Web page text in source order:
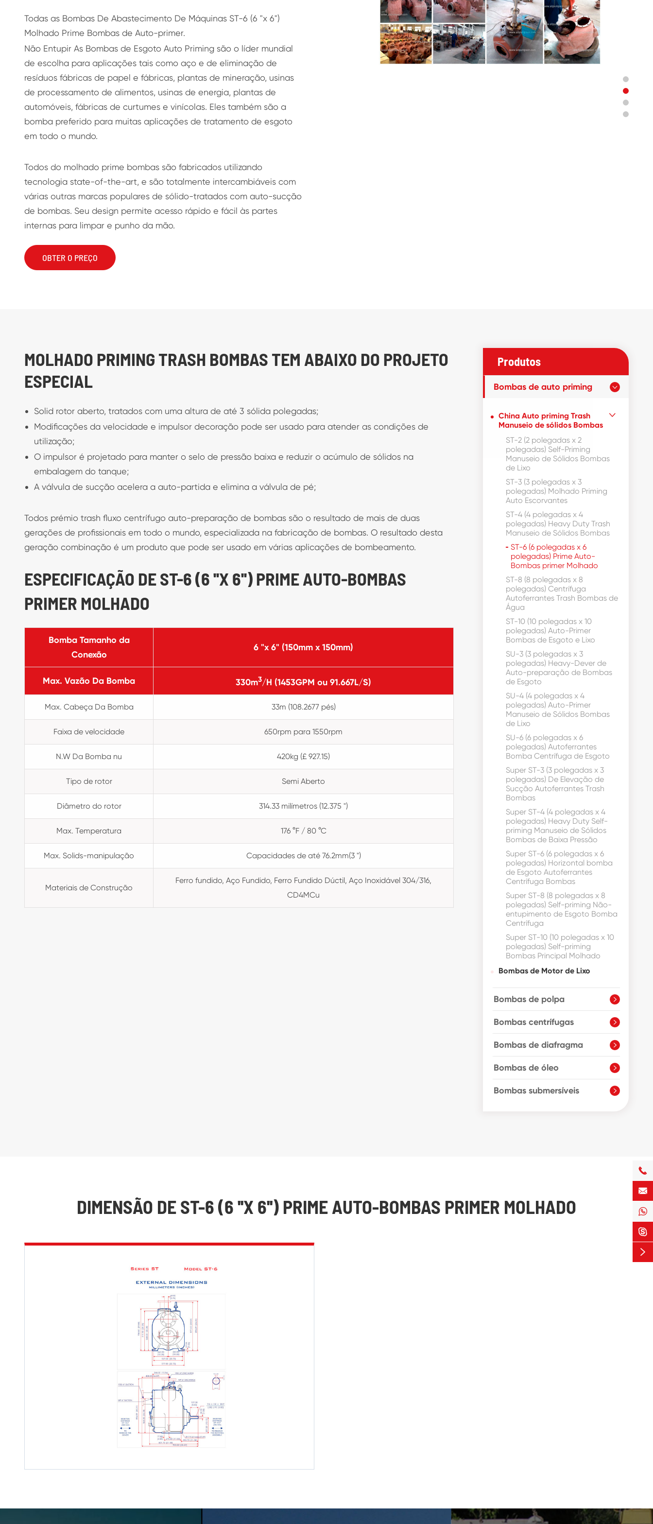
Todas as Bombas De Abastecimento De Máquinas ST-6 (6 "x 6")
Molhado Prime Bombas de Auto-primer.
Não Entupir As Bombas de Esgoto Auto Priming são o líder mundial
de escolha para aplicações tais como aço e de eliminação de
resíduos fábricas de papel e fábricas, plantas de mineração, usinas
de processamento de alimentos, usinas de energia, plantas de
automóveis, fábricas de curtumes e vinícolas. Eles também são a
bomba preferido para muitas aplicações de tratamento de esgoto
em todo o mundo.
Todos do molhado prime bombas são fabricados utilizando
tecnologia state-of-the-art, e são totalmente intercambiáveis com
várias outras marcas populares de sólido-tratados com auto-sucção
de bombas. Seu design permite acesso rápido e fácil às partes
internas para limpar e punho da mão.
OBTER O PREÇO
MOLHADO PRIMING TRASH BOMBAS TEM ABAIXO DO PROJETO
ESPECIAL
Solid rotor aberto, tratados com uma altura de até 3 sólida polegadas;
Modificações da velocidade e impulsor decoração pode ser usado para atender as condições de
utilização;
O impulsor é projetado para manter o selo de pressão baixa e reduzir o acúmulo de sólidos na
embalagem do tanque;
A válvula de sucção acelera a auto-partida e elimina a válvula de pé;
Todos prémio trash fluxo centrífugo auto-preparação de bombas são o resultado de mais de duas
gerações de profissionais em todo o mundo, especializada na fabricação de bombas. O resultado desta
geração combinação é um produto que pode ser usado em várias aplicações de bombeamento.
ESPECIFICAÇÃO DE ST-6 (6 ''X 6'') PRIME AUTO-BOMBAS
PRIMER MOLHADO
Bomba Tamanho da
Conexão
6 "x 6" (150mm x 150mm)
Max. Vazão Da Bomba 330m3/H (1453GPM ou 91.667L/S)
Max. Cabeça Da Bomba 33m (108.2677 pés)
Faixa de velocidade 650rpm para 1550rpm
N.W Da Bomba nu 420kg (£ 927.15)
Tipo de rotor Semi Aberto
Diâmetro do rotor 314.33 milímetros (12.375 ")
Max. Temperatura 176 °F / 80 °C
Max. Solids-manipulação Capacidades de até 76.2mm(3 ")
Materiais de Construção
Ferro fundido, Aço Fundido, Ferro Fundido Dúctil, Aço Inoxidável 304/316,
CD4MCu
Produtos
Bombas de auto priming 
China Auto priming Trash
Manuseio de sólidos Bombas

ST-2 (2 polegadas x 2
polegadas) Self-Priming
Manuseio de Sólidos Bombas
de Lixo
ST-3 (3 polegadas x 3
polegadas) Molhado Priming
Auto Escorvantes
ST-4 (4 polegadas x 4
polegadas) Heavy Duty Trash
Manuseio de Sólidos Bombas
ST-6 (6 polegadas x 6
polegadas) Prime Auto-
Bombas primer Molhado
ST-8 (8 polegadas x 8
polegadas) Centrífuga
Autoferrantes Trash Bombas de
Água
ST-10 (10 polegadas x 10
polegadas) Auto-Primer
Bombas de Esgoto e Lixo
SU-3 (3 polegadas x 3
polegadas) Heavy-Dever de
Auto-preparação de Bombas
de Esgoto
SU-4 (4 polegadas x 4
polegadas) Auto-Primer
Manuseio de Sólidos Bombas
de Lixo
SU-6 (6 polegadas x 6
polegadas) Autoferrantes
Bomba Centrífuga de Esgoto
Super ST-3 (3 polegadas x 3
polegadas) De Elevação de
Sucção Autoferrantes Trash
Bombas
Super ST-4 (4 polegadas x 4
polegadas) Heavy Duty Self-
priming Manuseio de Sólidos
Bombas de Baixa Pressão
Super ST-6 (6 polegadas x 6
polegadas) Horizontal bomba
de Esgoto Autoferrantes
Centrífuga Bombas
Super ST-8 (8 polegadas x 8
polegadas) Self-priming Não-
entupimento de Esgoto Bomba
Centrífuga
Super ST-10 (10 polegadas x 10
polegadas) Self-priming
Bombas Principal Molhado
Bombas de Motor de Lixo
Bombas de polpa 
Bombas centrífugas 
Bombas de diafragma 
Bombas de óleo 
Bombas submersíveis 
DIMENSÃO DE ST-6 (6 ''X 6'') PRIME AUTO-BOMBAS PRIMER MOLHADO




